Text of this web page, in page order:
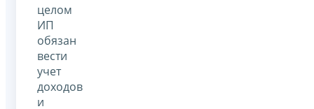
целом
ИП
обязан
вести
учет
доходов
и